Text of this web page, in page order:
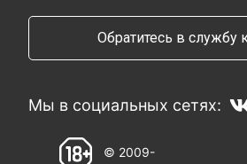
Обратитесь в службу
Мы в социальных сетях:
© 2009-